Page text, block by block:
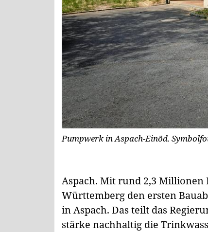
Pumpwerk in Aspach-Einöd.
Aspach. Mit rund 2,3 Millionen
Württemberg den ersten
in Aspach. Das teilt das
stärke nachhaltig die